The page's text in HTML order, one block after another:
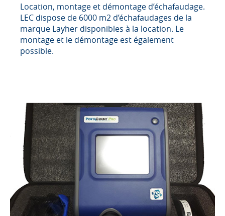
Location, montage et démontage d’échafaudage.
LEC dispose de 6000 m2 d’échafaudages de la
marque Layher disponibles à la location. Le
montage et le démontage est également
possible.